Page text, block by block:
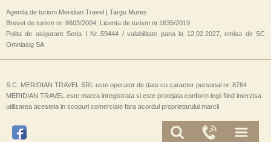
Agentia de turism Meridian Travel | Targu Mures
Brevet de turism nr. 8603/2004, Licenta de turism nr.1635/2019
Polita de asigurare Seria I Nr..59444 / valabilitate pana la 12.02.2027, emisa de SC
Omniasig SA
S.C. MERIDIAN TRAVEL SRL este operator de date cu caracter personal nr. 8764
MERIDIAN TRAVEL este marca inregistrata si este protejata conform legii fiind interzisa
utilizarea acesteia in scopuri comerciale fara acordul proprietarului marcii